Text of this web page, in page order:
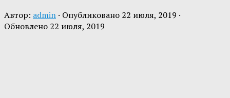
Автор: admin · Опубликовано 22 июля, 2019 ·
Обновлено 22 июля, 2019